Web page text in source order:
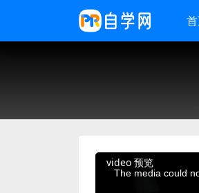
video 预览
This
The media could